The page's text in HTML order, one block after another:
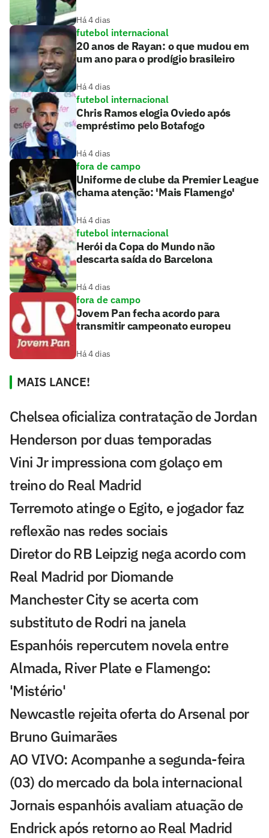
Há 4 dias
futebol internacional
20 anos de Rayan: o que mudou em
um ano para o prodígio brasileiro
Há 4 dias
futebol internacional
Chris Ramos elogia Oviedo após
empréstimo pelo Botafogo
Há 4 dias
fora de campo
Uniforme de clube da Premier League
chama atenção: 'Mais Flamengo'
Há 4 dias
futebol internacional
Herói da Copa do Mundo não
descarta saída do Barcelona
Há 4 dias
fora de campo
Jovem Pan fecha acordo para
transmitir campeonato europeu
Há 4 dias
MAIS LANCE!
Chelsea oficializa contratação de Jordan
Henderson por duas temporadas
Vini Jr impressiona com golaço em
treino do Real Madrid
Terremoto atinge o Egito, e jogador faz
reflexão nas redes sociais
Diretor do RB Leipzig nega acordo com
Real Madrid por Diomande
Manchester City se acerta com
substituto de Rodri na janela
Espanhóis repercutem novela entre
Almada, River Plate e Flamengo:
'Mistério'
Newcastle rejeita oferta do Arsenal por
Bruno Guimarães
AO VIVO: Acompanhe a segunda-feira
(03) do mercado da bola internacional
Jornais espanhóis avaliam atuação de
Endrick após retorno ao Real Madrid